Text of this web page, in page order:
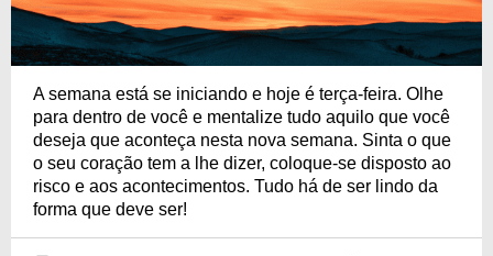
A semana está se iniciando e hoje é terça-feira. Olhe
para dentro de você e mentalize tudo aquilo que você
deseja que aconteça nesta nova semana. Sinta o que
o seu coração tem a lhe dizer, coloque-se disposto ao
risco e aos acontecimentos. Tudo há de ser lindo da
forma que deve ser!